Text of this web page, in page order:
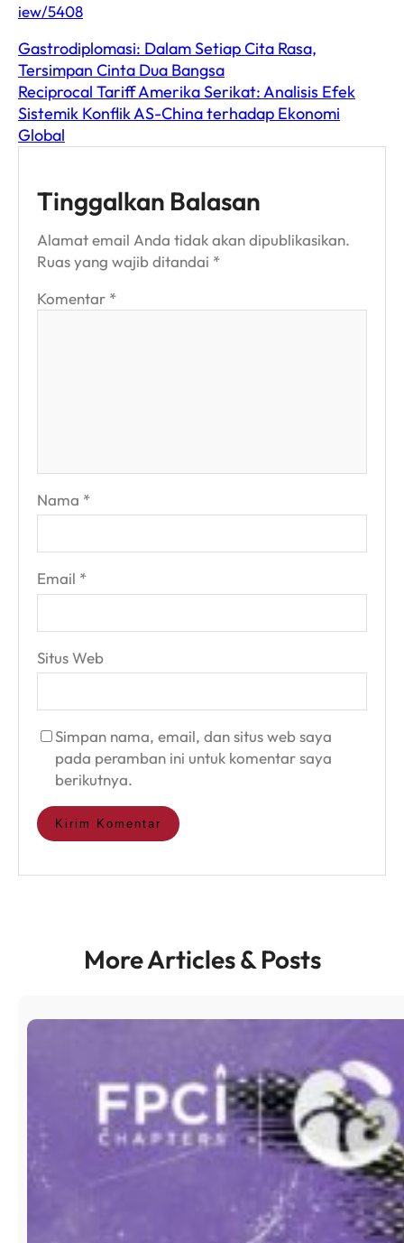
iew/5408
Gastrodiplomasi: Dalam Setiap Cita Rasa,
Tersimpan Cinta Dua Bangsa
Reciprocal Tariff Amerika Serikat: Analisis Efek
Sistemik Konflik AS-China terhadap Ekonomi
Global
Tinggalkan Balasan
Alamat email Anda tidak akan dipublikasikan.
Ruas yang wajib ditandai *
Komentar *
Nama *
Email *
Situs Web
Simpan nama, email, dan situs web saya
pada peramban ini untuk komentar saya
berikutnya.
More Articles & Posts